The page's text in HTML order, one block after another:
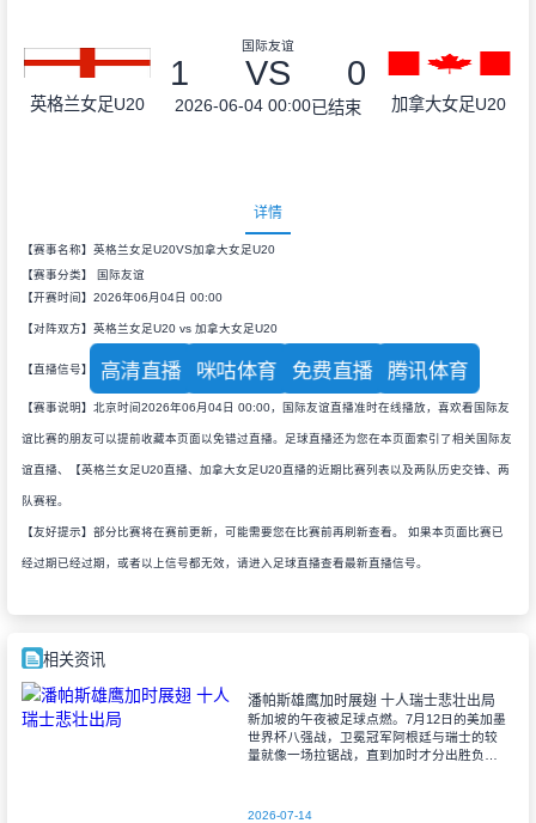
英格兰女足U20
国际友谊
1 VS 0
2026-06-04 00:00已结束 加拿大女足U20
详情
【赛事名称】英格兰女足U20VS加拿大女足U20
【赛事分类】 国际友谊
【开赛时间】2026年06月04日 00:00
【对阵双方】英格兰女足U20 vs 加拿大女足U20
【直播信号】 高清直播 咪咕体育 免费直播 腾讯体育
【赛事说明】北京时间2026年06月04日 00:00，国际友谊直播准时在线播放，喜欢看国际友
谊比赛的朋友可以提前收藏本页面以免错过直播。足球直播还为您在本页面索引了相关国际友
谊直播、【英格兰女足U20直播、加拿大女足U20直播的近期比赛列表以及两队历史交锋、两
队赛程。
【友好提示】部分比赛将在赛前更新，可能需要您在比赛前再刷新查看。 如果本页面比赛已
经过期已经过期，或者以上信号都无效，请进入足球直播查看最新直播信号。
相关资讯
潘帕斯雄鹰加时展翅 十人瑞士悲壮出局
新加坡的午夜被足球点燃。7月12日的美加墨
世界杯八强战，卫冕冠军阿根廷与瑞士的较
量就像一场拉锯战，直到加时才分出胜负。
2026-07-14